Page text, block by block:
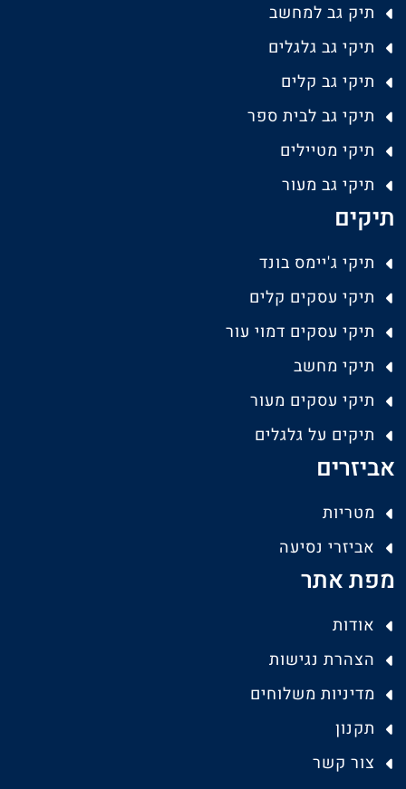
תיק גב למחשב
תיקי גב גלגלים
תיקי גב קלים
תיקי גב לבית ספר
תיקי מטיילים
תיקי גב מעור
תיקים
תיקי ג'יימס בונד
תיקי עסקים קלים
תיקי עסקים דמוי עור
תיקי מחשב
תיקי עסקים מעור
תיקים על גלגלים
אביזרים
מטריות
אביזרי נסיעה
מפת אתר
אודות
הצהרת נגישות
מדיניות משלוחים
תקנון
צור קשר